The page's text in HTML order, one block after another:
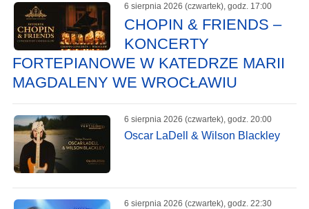
6 sierpnia 2026 (czwartek), godz. 17:00
CHOPIN & FRIENDS –
KONCERTY
FORTEPIANOWE W KATEDRZE MARII
MAGDALENY WE WROCŁAWIU
6 sierpnia 2026 (czwartek), godz. 20:00
Oscar LaDell & Wilson Blackley
6 sierpnia 2026 (czwartek), godz. 22:30